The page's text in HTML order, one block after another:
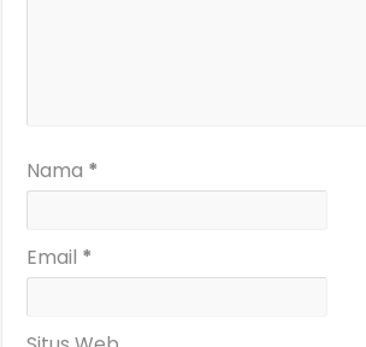
Nama *
Email *